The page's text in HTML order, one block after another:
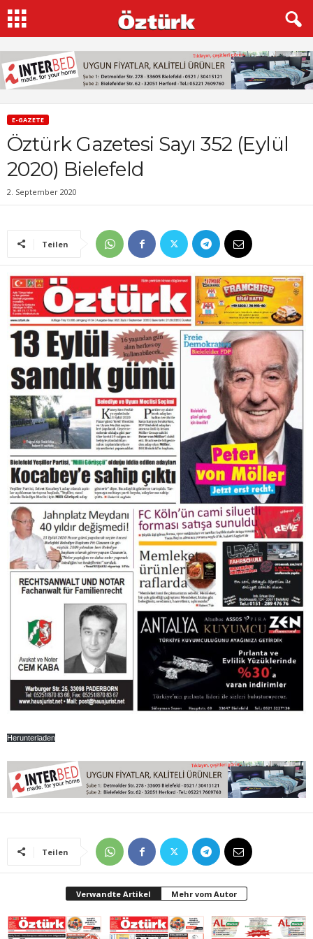
E-GAZETE
Öztürk Gazetesi Sayı 352 (Eylül
2020) Bielefeld
2. September 2020
Teilen
Herunterladen
Teilen
Verwandte Artikel Mehr vom Autor